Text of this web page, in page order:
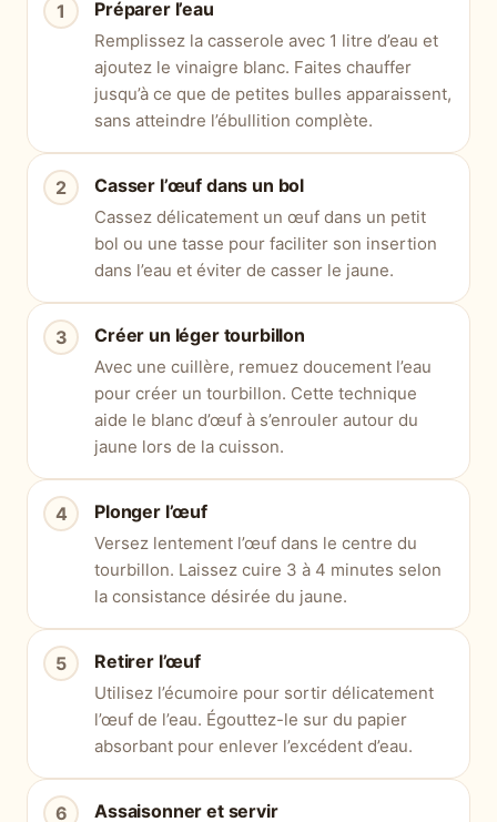
Préparer l’eau
Remplissez la casserole avec 1 litre d’eau et
ajoutez le vinaigre blanc. Faites chauffer
jusqu’à ce que de petites bulles apparaissent,
sans atteindre l’ébullition complète.
Casser l’œuf dans un bol
Cassez délicatement un œuf dans un petit
bol ou une tasse pour faciliter son insertion
dans l’eau et éviter de casser le jaune.
Créer un léger tourbillon
Avec une cuillère, remuez doucement l’eau
pour créer un tourbillon. Cette technique
aide le blanc d’œuf à s’enrouler autour du
jaune lors de la cuisson.
Plonger l’œuf
Versez lentement l’œuf dans le centre du
tourbillon. Laissez cuire 3 à 4 minutes selon
la consistance désirée du jaune.
Retirer l’œuf
Utilisez l’écumoire pour sortir délicatement
l’œuf de l’eau. Égouttez-le sur du papier
absorbant pour enlever l’excédent d’eau.
Assaisonner et servir